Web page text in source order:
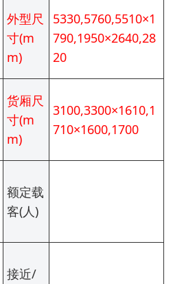
外型尺
寸(m
m)
5330,5760,5510×1
790,1950×2640,28
20
货厢尺
寸(m
m)
3100,3300×1610,1
710×1600,1700
额定载
客(人)
接近/